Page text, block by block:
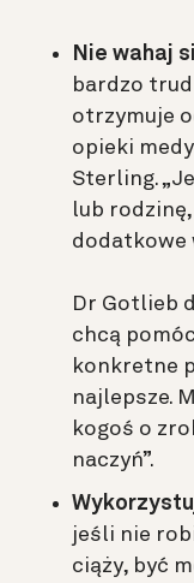
Nie wahaj
bardzo
otrzymuje
opieki
Sterling.
lub
dodatkowe
Dr Gotlieb
chcą
konkretne
najlepsze.
kogoś o
naczyń”.
jeśli nie
ciąży, być